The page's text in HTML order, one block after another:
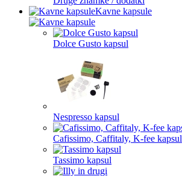
Kavne kapsule
Dolce Gusto kapsul
Nespresso kapsul
Cafissimo, Caffitaly, K-fee kapsul
Tassimo kapsul